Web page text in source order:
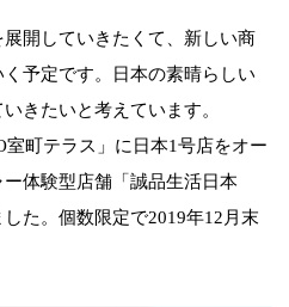
開していきたくて、新しい商
予定です。日本の素晴らしい
きたいと考えています。
室町テラス」に日本1号店をオー
体験型店舗「誠品生活日本
た。個数限定で2019年12月末